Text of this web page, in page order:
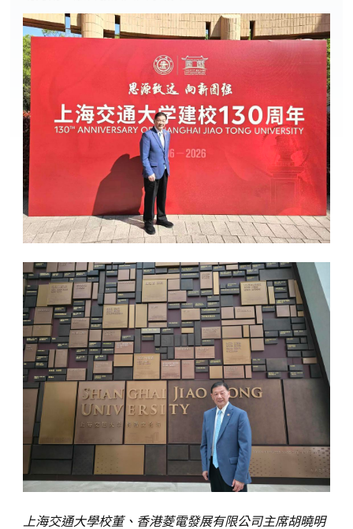
上海交通大學校董、香港菱電發展有限公司主席胡曉明